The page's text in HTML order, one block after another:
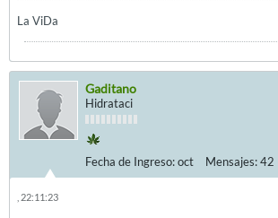
La ViDa
Gaditano
Hidrataci
Fecha de Ingreso:oct Mensajes:42
, 22:11:23